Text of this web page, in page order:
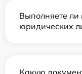
Выполняете ли
юридических
Какую